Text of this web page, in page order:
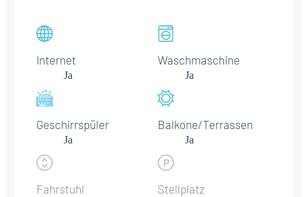
Internet
Ja
Waschmaschine
Ja
Geschirrspüler
Ja
Balkone/Terrassen
Ja
Fahrstuhl Stellplatz